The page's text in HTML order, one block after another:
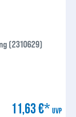
(2310629)
11,63 €* UVP